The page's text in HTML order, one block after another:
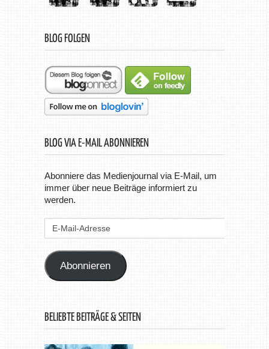
BLOG FOLGEN
BLOG VIA E-MAIL ABONNIEREN
Abonniere das Medienjournal via E-Mail, um
immer über neue Beiträge informiert zu
werden.
Abonnieren
BELIEBTE BEITRÄGE & SEITEN